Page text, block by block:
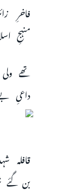
فاخرِ
منہجِ
تھے
داعیِ
قافلہ
بن